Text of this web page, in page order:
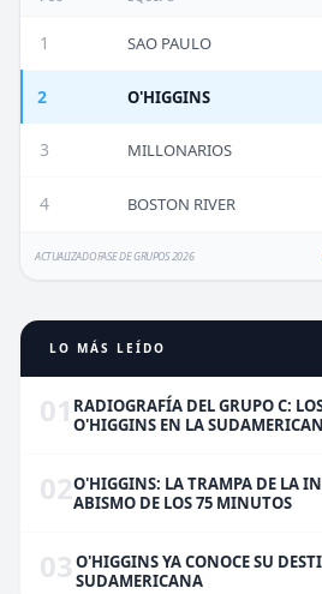
1 SAO PAULO
2 O'HIGGINS
3 MILLONARIOS
4 BOSTON RIVER
ACTUALIZADO FASE DE GRUPOS 2026
LO MÁS LEÍDO
01 RADIOGRAFÍA DEL GRUPO C:
O'HIGGINS EN LA
02O'HIGGINS: LA TRAMPA DE LA
ABISMO DE LOS 75 MINUTOS
03 O'HIGGINS YA CONOCE SU
SUDAMERICANA